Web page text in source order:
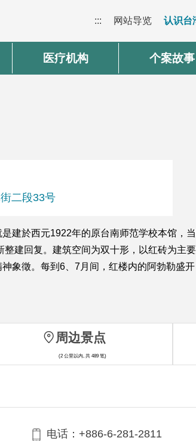
::: 网站导览 认识台
医疗机构 个案故事
二段33号
建於西元1922年的原台南师范学校本馆
建回复。建筑空间为双十形，以红砖为
象徵。每到6、7月间，红楼内的阿勃勒盛
电话：+886-6-281-2811
周边景点
(2 公里以内, 共 489 笔)